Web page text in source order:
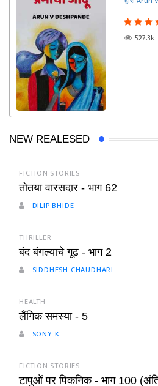
527.3k
NEW REALESED
FICTION STORIES
तोतया वारसदार - भाग 62
DILIP BHIDE
THRILLER
बंद बंगल्याचे गूढ - भाग 2
SIDDHESH CHAUDHARI
HEALTH
लैंगिक समस्या - 5
SONY K
FICTION STORIES
टापुओं पर पिकनिक - भाग 100